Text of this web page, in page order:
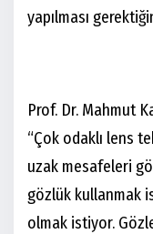
yapılması
Prof. Dr. Mahmut
“Çok odaklı lens
uzak mesafeleri
gözlük kullanmak
olmak istiyor.